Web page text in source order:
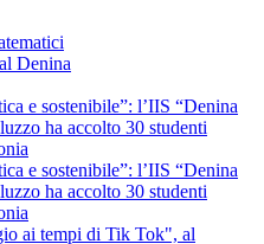
Denina
e sostenibile”: l’IIS “Denina
ha accolto 30 studenti
e sostenibile”: l’IIS “Denina
ha accolto 30 studenti
ai tempi di Tik Tok", al